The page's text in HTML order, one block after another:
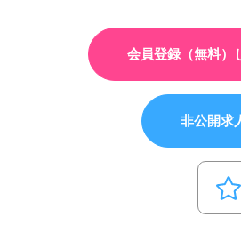
会員登録（無料）
非公開求